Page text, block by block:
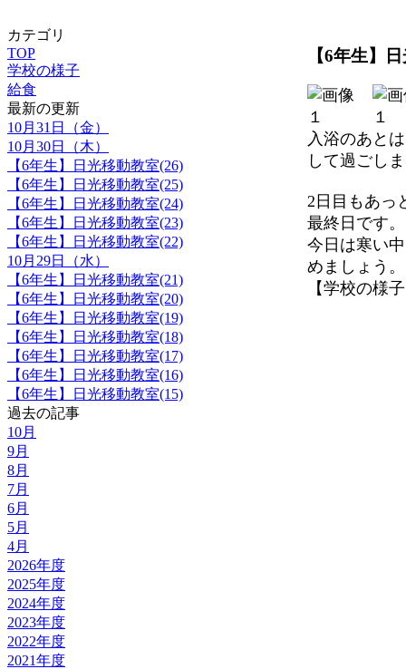
カテゴリ
TOP
学校の様子
給食
最新の更新
10月31日（金）
10月30日（木）
【6年生】日光移動教室(26)
【6年生】日光移動教室(25)
【6年生】日光移動教室(24)
【6年生】日光移動教室(23)
【6年生】日光移動教室(22)
10月29日（水）
【6年生】日光移動教室(21)
【6年生】日光移動教室(20)
【6年生】日光移動教室(19)
【6年生】日光移動教室(18)
【6年生】日光移動教室(17)
【6年生】日光移動教室(16)
【6年生】日光移動教室(15)
過去の記事
10月
9月
8月
7月
6月
5月
4月
2026年度
2025年度
2024年度
2023年度
2022年度
2021年度
【6年生】
入浴のあと
して過ごし
2日目もあっ
最終日です。
今日は寒い
めましょう
【学校の様